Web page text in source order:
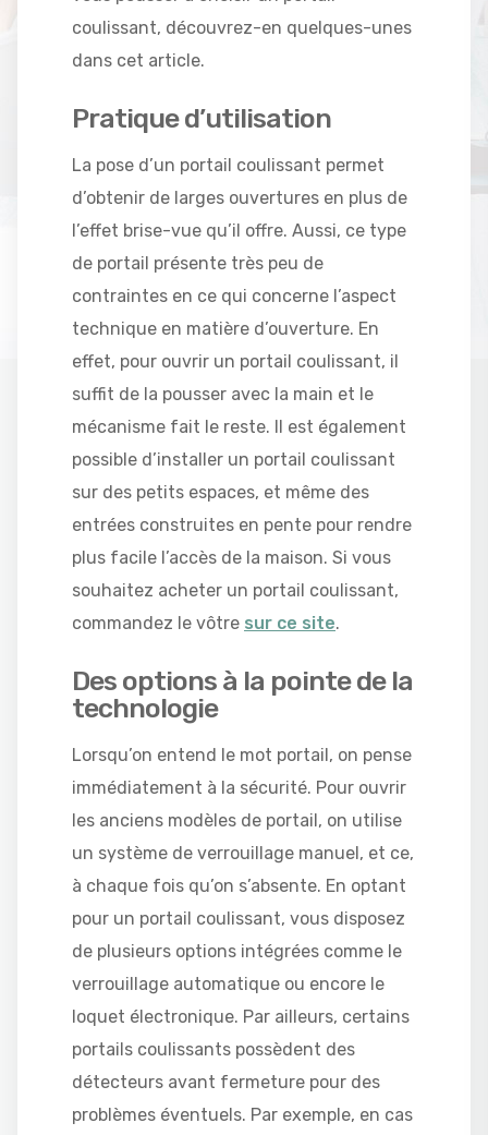
coulissant, découvrez-en quelques-unes
dans cet article.
Pratique d’utilisation
La pose d’un portail coulissant permet
d’obtenir de larges ouvertures en plus de
l’effet brise-vue qu’il offre. Aussi, ce type
de portail présente très peu de
contraintes en ce qui concerne l’aspect
technique en matière d’ouverture. En
effet, pour ouvrir un portail coulissant, il
suffit de la pousser avec la main et le
mécanisme fait le reste. Il est également
possible d’installer un portail coulissant
sur des petits espaces, et même des
entrées construites en pente pour rendre
plus facile l’accès de la maison. Si vous
souhaitez acheter un portail coulissant,
commandez le vôtre sur ce site.
Des options à la pointe de la
technologie
Lorsqu’on entend le mot portail, on pense
immédiatement à la sécurité. Pour ouvrir
les anciens modèles de portail, on utilise
un système de verrouillage manuel, et ce,
à chaque fois qu’on s’absente. En optant
pour un portail coulissant, vous disposez
de plusieurs options intégrées comme le
verrouillage automatique ou encore le
loquet électronique. Par ailleurs, certains
portails coulissants possèdent des
détecteurs avant fermeture pour des
problèmes éventuels. Par exemple, en cas